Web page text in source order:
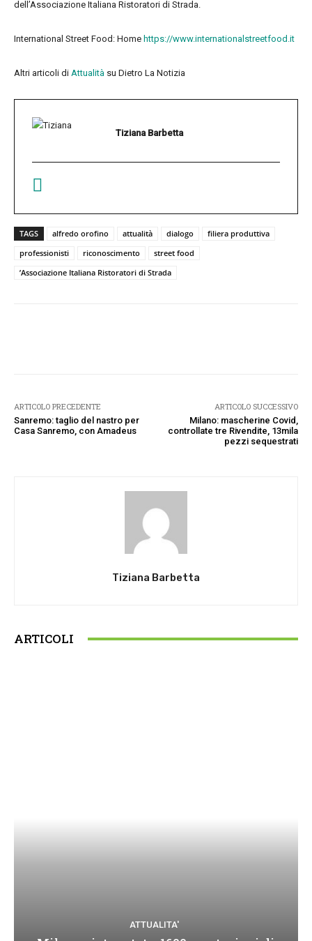
dell’Associazione Italiana Ristoratori di Strada.
International Street Food: Home https://www.internationalstreetfood.it
Altri articoli di Attualità su Dietro La Notizia
Tiziana Barbetta
TAGS alfredo orofino attualità dialogo
filiera produttiva
professionisti
riconoscimento
street food
’Associazione Italiana Ristoratori di Strada
ARTICOLO PRECEDENTE
Sanremo: taglio del nastro per
Casa Sanremo, con Amadeus
ARTICOLO SUCCESSIVO
Milano: mascherine Covid,
controllate tre Rivendite, 13mila
pezzi sequestrati
Tiziana Barbetta
ARTICOLI
ATTUALITA'